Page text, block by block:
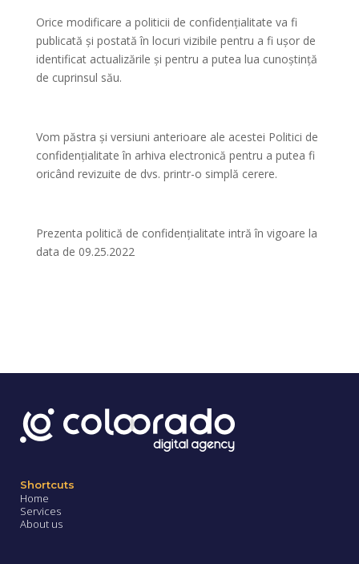
Orice modificare a politicii de confidențialitate va fi
publicată și postată în locuri vizibile pentru a fi ușor de
identificat actualizările și pentru a putea lua cunoștință
de cuprinsul său.
Vom păstra și versiuni anterioare ale acestei Politici de
confidențialitate în arhiva electronică pentru a putea fi
oricând revizuite de dvs. printr-o simplă cerere.
Prezenta politică de confidențialitate intră în vigoare la
data de 09.25.2022
Shortcuts
Home
Services
About us